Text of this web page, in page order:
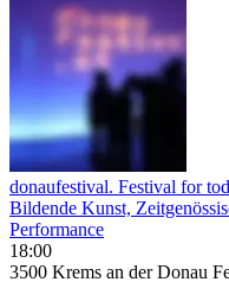
donaufestival. Festival for
Bildende Kunst,
Performance
18:00
3500 Krems an der Donau